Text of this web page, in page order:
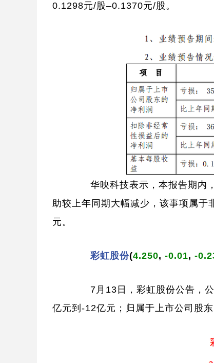
0.1298元/股–0.1370元/股。
华映科技表示，本报告期内，
助较上年同期大幅减少，该事项属于
元。
彩虹股份(4.250, -0.01, -
7月13日，彩虹股份公告，公
亿元到-12亿元；归属于上市公司股